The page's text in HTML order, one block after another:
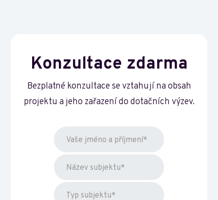
Konzultace zdarma
Bezplatné konzultace se vztahují na obsah
projektu a jeho zařazení do dotačních výzev.